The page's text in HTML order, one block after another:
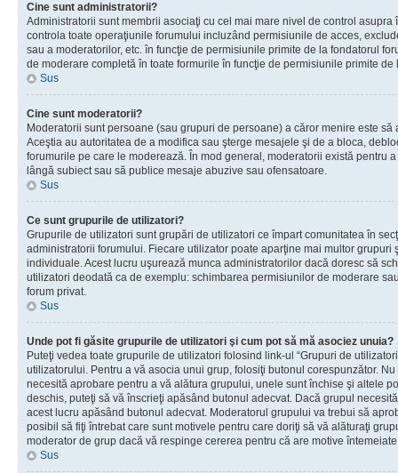
Cine sunt administratorii?
Administratorii sunt membrii asociaţi cu cel mai mare nivel de control asupra
controla toate operaţiunile forumului incluzând permisiunile de acces,
sau a moderatorilor, etc. în funcţie de permisiunile primite de la fondatorul
de moderare completă în toate formurile în funcţie de permisiunile primite de
Sus
Cine sunt moderatorii?
Moderatorii sunt persoane (sau grupuri de persoane) a căror menire este
Aceştia au autoritatea de a modifica sau şterge mesajele şi de a bloca,
forumurile pe care le moderează. În mod general, moderatorii există pentru
lângă subiect sau să publice mesaje abuzive sau ofensatoare.
Sus
Ce sunt grupurile de utilizatori?
Grupurile de utilizatori sunt grupări de utilizatori ce împart comunitatea în
administratorii forumului. Fiecare utilizator poate aparţine mai multor grupuri
individuale. Acest lucru uşurează munca administratorilor dacă doresc să
utilizatori deodată ca de exemplu: schimbarea permisiunilor de moderare
forum privat.
Sus
Unde pot fi găsite grupurile de utilizatori şi cum pot să mă asociez unuia?
Puteţi vedea toate grupurile de utilizatori folosind link-ul “Grupuri de
utilizatorului. Pentru a vă asocia unui grup, folosiţi butonul corespunzător.
necesită aprobare pentru a vă alătura grupului, unele sunt închise şi altele
deschis, puteţi să vă înscrieţi apăsând butonul adecvat. Dacă grupul
acest lucru apăsând butonul adecvat. Moderatorul grupului va trebui să
posibil să fiţi întrebat care sunt motivele pentru care doriţi să vă alăturaţi
moderator de grup dacă vă respinge cererea pentru că are motive
Sus